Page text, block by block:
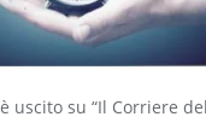
uscito su “Il Corriere